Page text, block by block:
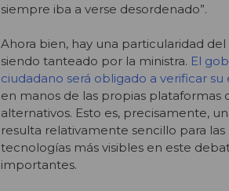
siempre iba a verse desordenado”.
Ahora bien, hay una particularidad
siendo tanteado por la ministra. El
ciudadano será obligado a verificar
en manos de las propias plataformas
alternativos. Esto es, precisamente,
resulta relativamente sencillo para
tecnologías más visibles en este
importantes.